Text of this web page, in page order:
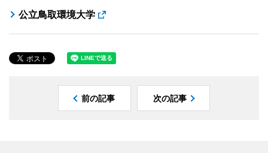
公立鳥取環境大学
前の記事 次の記事